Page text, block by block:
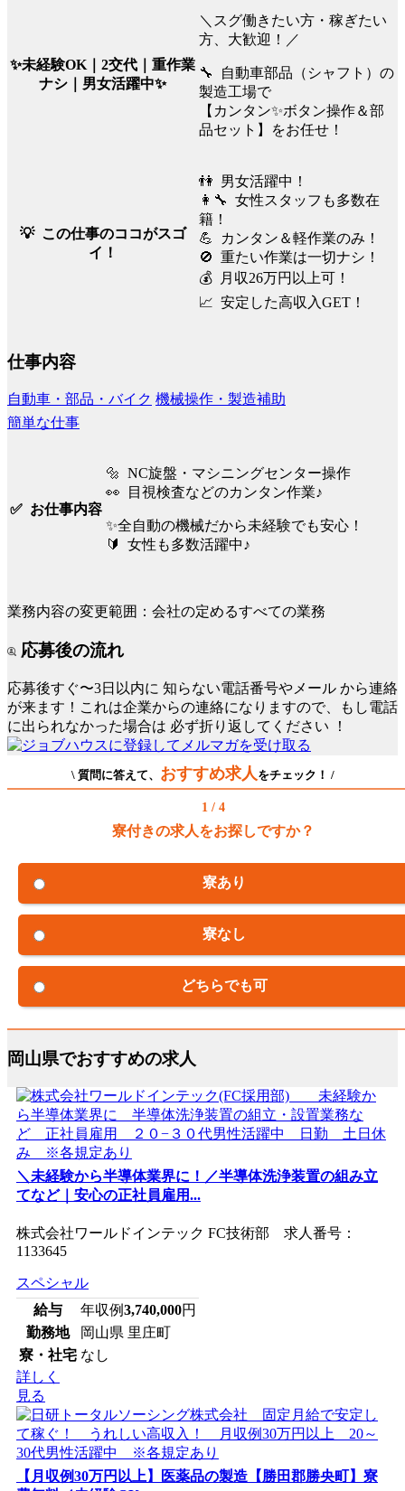
✨未経験OK｜2交代｜重作業
ナシ｜男女活躍中✨
＼スグ働きたい方・稼ぎたい
方、大歓迎！／
🔧 自動車部品（シャフト）の
製造工場で
【カンタン✨ボタン操作＆部
品セット】をお任せ！
💡 この仕事のココがスゴ
イ！
👫 男女活躍中！
👩‍🔧 女性スタッフも多数在
籍！
💪 カンタン＆軽作業のみ！
🚫 重たい作業は一切ナシ！
💰 月収26万円以上可！
📈 安定した高収入GET！
仕事内容
自動車・部品・バイク 機械操作・製造補助
簡単な仕事
✅ お仕事内容
🔩 NC旋盤・マシニングセンター操作
👀 目視検査などのカンタン作業♪
✨全自動の機械だから未経験でも安心！
🔰 女性も多数活躍中♪
業務内容の変更範囲：会社の定めるすべての業務
応募後の流れ
応募後すぐ〜3日以内に 知らない電話番号やメール から連絡
が来ます！これは企業からの連絡になりますので、もし電話
に出られなかった場合は 必ず折り返してください ！
\ 質問に答えて、 おすすめ求人 をチェック！ /
1 / 4
寮付きの求人をお探しですか？
寮あり
寮なし
どちらでも可
岡山県でおすすめの求人
＼未経験から半導体業界に！／半導体洗浄装置の組み立
てなど｜安心の正社員雇用...
株式会社ワールドインテック FC技術部 求人番号：
1133645
スペシャル
給与
年収例3,740,000円
勤務地
岡山県 里庄町
寮・社宅 なし
詳しく
見る
【月収例30万円以上】医薬品の製造【勝田郡勝央町】寮